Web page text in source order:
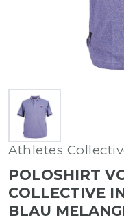
Athletes
POLOSHIRT
COLLECTIVE IN
AU